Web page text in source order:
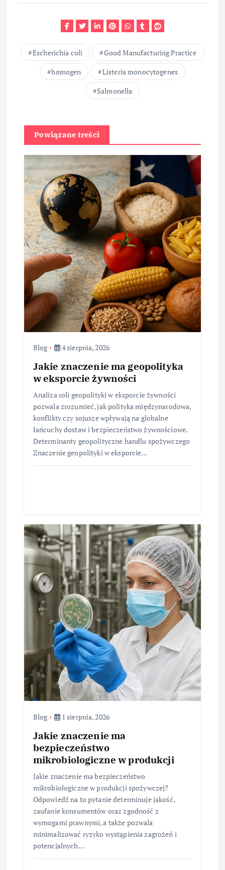
Escherichia coli
Good Manufacturing Practice
homogen
Listeria monocytogenes
Salmonella
Powiązane treści
Blog 4 sierpnia, 2026
Jakie znaczenie ma geopolityka
w eksporcie żywności
Analiza roli geopolityki w eksporcie żywności
pozwala zrozumieć, jak polityka międzynarodowa,
konflikty czy sojusze wpływają na globalne
łańcuchy dostaw i bezpieczeństwo żywnościowe.
Determinanty geopolityczne handlu spożywczego
Znaczenie geopolityki w eksporcie…
Blog 1 sierpnia, 2026
Jakie znaczenie ma
bezpieczeństwo
mikrobiologiczne w produkcji
Jakie znaczenie ma bezpieczeństwo
mikrobiologiczne w produkcji spożywczej?
Odpowiedź na to pytanie determinuje jakość,
zaufanie konsumentów oraz zgodność z
wymogami prawnymi, a także pozwala
minimalizować ryzyko wystąpienia zagrożeń i
potencjalnych…